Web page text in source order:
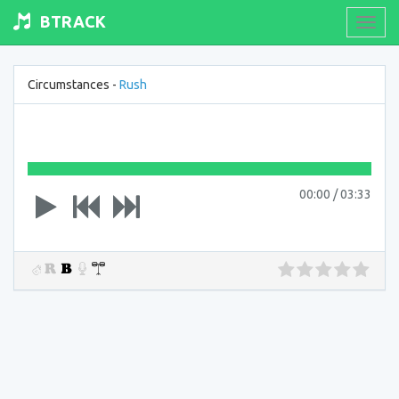
BTRACK
Circumstances - Rush
00:00 /03:33